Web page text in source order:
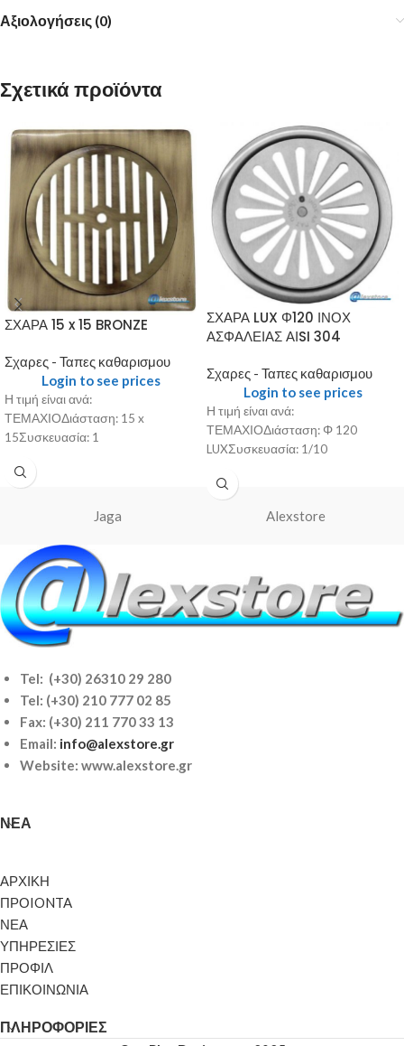
Αξιολογήσεις (0)
Σχετικά προϊόντα
ΣΧΑΡΑ 15 x 15 BRONZE
Σχαρες - Ταπες καθαρισμου
Login to see prices
Η τιμή είναι ανά:
ΤΕΜΑΧΙΟΔιάσταση: 15 x
15Συσκευασία: 1
ΣΧΑΡΑ LUX Φ120 ΙΝΟΧ
ΑΣΦΑΛΕΙΑΣ ΑΙSI 304
Σχαρες - Ταπες καθαρισμου
Login to see prices
Η τιμή είναι ανά:
ΤΕΜΑΧΙΟΔιάσταση: Φ 120
LUXΣυσκευασία: 1/10
Jaga Alexstore
Tel: (+30) 26310 29 280
Tel: (+30) 210 777 02 85
Fax: (+30) 211 770 33 13
Email: info@alexstore.gr
Website: www.alexstore.gr
ΝΈΑ
ΑΡΧΙΚΗ
ΠΡΟIONTA
ΝΕΑ
ΥΠΗΡΕΣΙΕΣ
ΠΡΟΦΙΛ
ΕΠΙΚΟΙΝΩΝΙΑ
ΠΛΗΡΟΦΟΡΊΕΣ